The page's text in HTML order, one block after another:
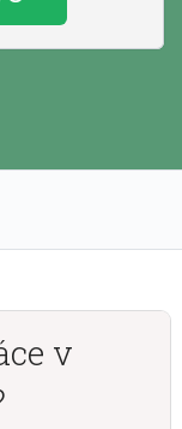
v